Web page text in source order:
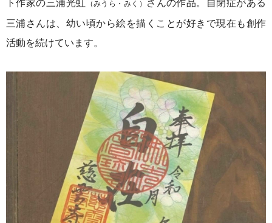
（みうら・みく）
三浦さんは、 幼い頃から絵を描くことが好きで現在も創作
活動を続けています。